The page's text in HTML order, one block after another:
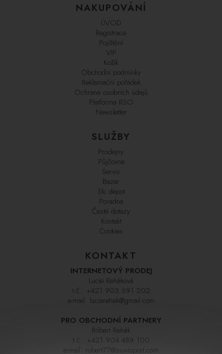
NAKUPOVÁNÍ
ÚVOD
Registrace
Pojištění
VIP
Košík
Obchodní podmínky
Reklamační pořádek
Ochrana osobních údajů
Platforma RSO
Newsletter
SLUŽBY
Prodejny
Půjčovna
Servis
Bazar
Ski depot
Poradna
Časté dotazy
Kontakt
Cookies
KONTAKT
INTERNETOVÝ PRODEJ
Lucie Reháková
t.č.: +421 903 691 202
e-mail: luciarehak@gmail.com
PRO OBCHODNÍ PARTNERY
Róbert Rehák
t.č.:
+421 904 489 100
e-mail: robert77@suwisport.com